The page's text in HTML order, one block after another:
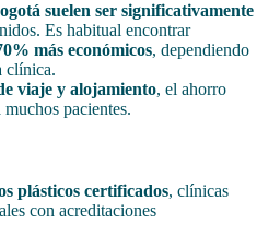
suelen ser significativamente
Es habitual encontrar
más económicos, dependiendo
clínica.
viaje y alojamiento, el ahorro
pacientes.
plásticos certificados, clínicas
con acreditaciones